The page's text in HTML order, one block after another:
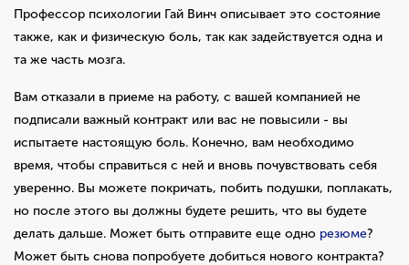
Профессор психологии Гай Винч описывает это состояние
также, как и физическую боль, так как задействуется одна и
та же часть мозга.
Вам отказали в приеме на работу, с вашей компанией не
подписали важный контракт или вас не повысили - вы
испытаете настоящую боль. Конечно, вам необходимо
время, чтобы справиться с ней и вновь почувствовать себя
уверенно. Вы можете покричать, побить подушки, поплакать,
но после этого вы должны будете решить, что вы будете
делать дальше. Может быть отправите еще одно резюме?
Может быть снова попробуете добиться нового контракта?